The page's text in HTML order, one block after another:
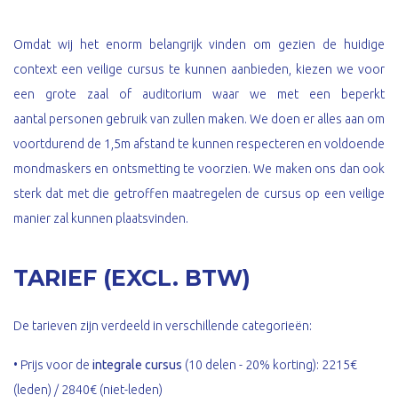
Omdat wij het enorm belangrijk vinden om gezien de huidige
context een veilige cursus te kunnen aanbieden, kiezen we voor
een grote zaal of auditorium waar we met een beperkt
aantal personen gebruik van zullen maken. We doen er alles aan om
voortdurend de 1,5m afstand te kunnen respecteren en voldoende
mondmaskers en ontsmetting te voorzien. We maken ons dan ook
sterk dat met die getroffen maatregelen de cursus op een veilige
manier zal kunnen plaatsvinden.
TARIEF (EXCL. BTW)
De tarieven zijn verdeeld in verschillende categorieën:
• Prijs voor de integrale cursus (10 delen - 20% korting): 2215€
(leden) / 2840€ (niet-leden)